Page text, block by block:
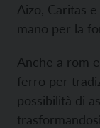
Aizo, Caritas
mano per la
Anche a rom
ferro per
possibilità di